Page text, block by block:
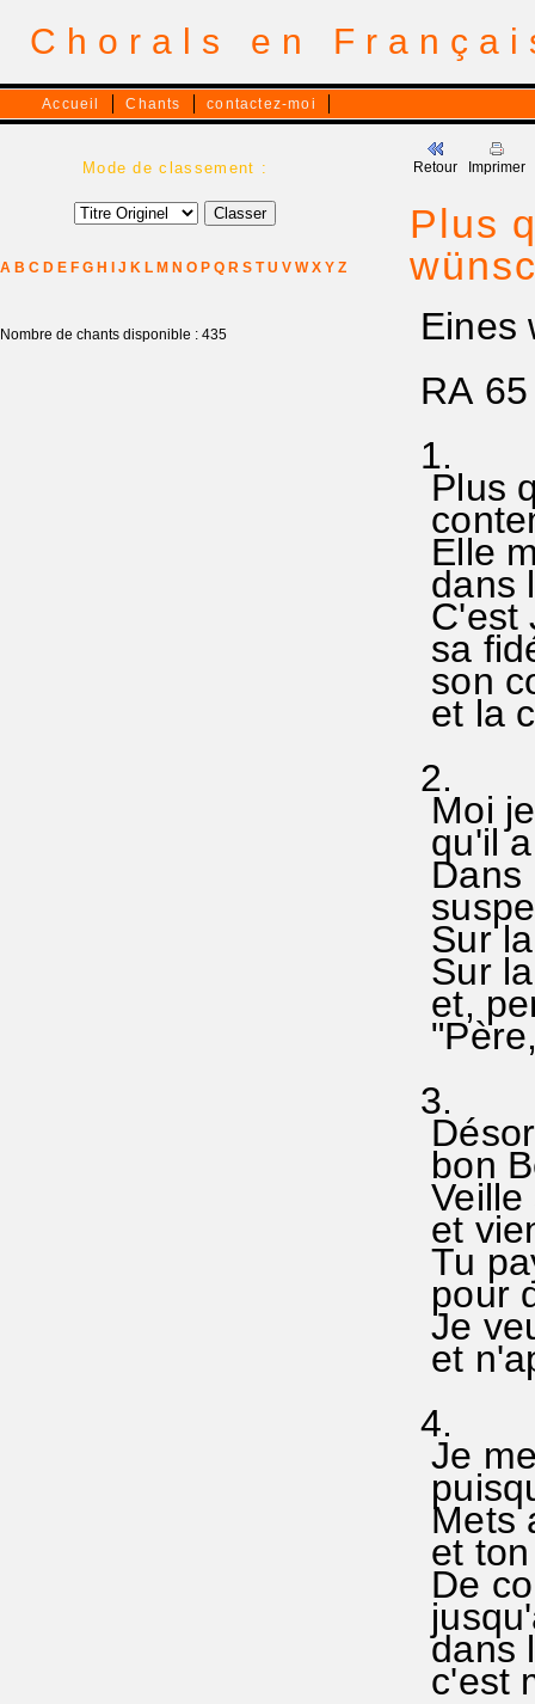
Chorals en
Accueil Chants contactez-moi
Mode de classement :
A B C D E F G H J K L M N O P Q R S T U V W X Y Z
Nombre de chants disponible : 435
Retour Imprimer
Plus
Eines
RA
1.
Plus
Elle
dans
C'est
sa
son
et la
2.
Moi
qu'il
Dans
Sur
Sur
et,
3.
bon
et
Tu
pour
Je
et
4.
Je
Mets
et
De
dans
c'est